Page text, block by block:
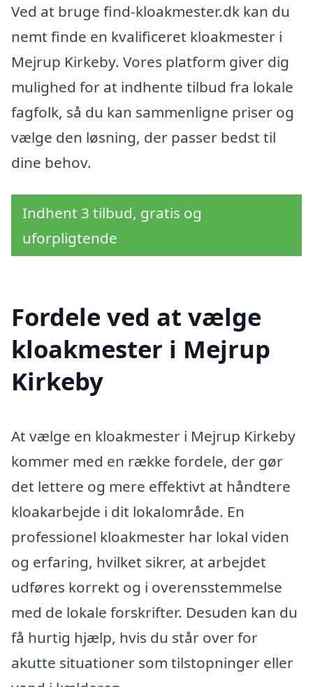
Ved at bruge find-kloakmester.dk kan du
nemt finde en kvalificeret kloakmester i
Mejrup Kirkeby. Vores platform giver dig
mulighed for at indhente tilbud fra lokale
fagfolk, så du kan sammenligne priser og
vælge den løsning, der passer bedst til
dine behov.
Indhent 3 tilbud, gratis og
uforpligtende
Fordele ved at vælge
kloakmester i Mejrup
Kirkeby
At vælge en kloakmester i Mejrup Kirkeby
kommer med en række fordele, der gør
det lettere og mere effektivt at håndtere
kloakarbejde i dit lokalområde. En
professionel kloakmester har lokal viden
og erfaring, hvilket sikrer, at arbejdet
udføres korrekt og i overensstemmelse
med de lokale forskrifter. Desuden kan du
få hurtig hjælp, hvis du står over for
akutte situationer som tilstopninger eller